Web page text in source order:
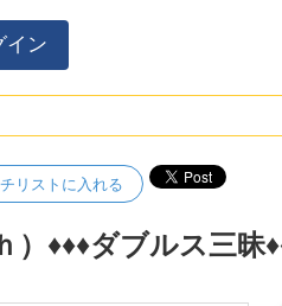
イン
リストに入れる
♦️♦️♦️ダブルス三昧